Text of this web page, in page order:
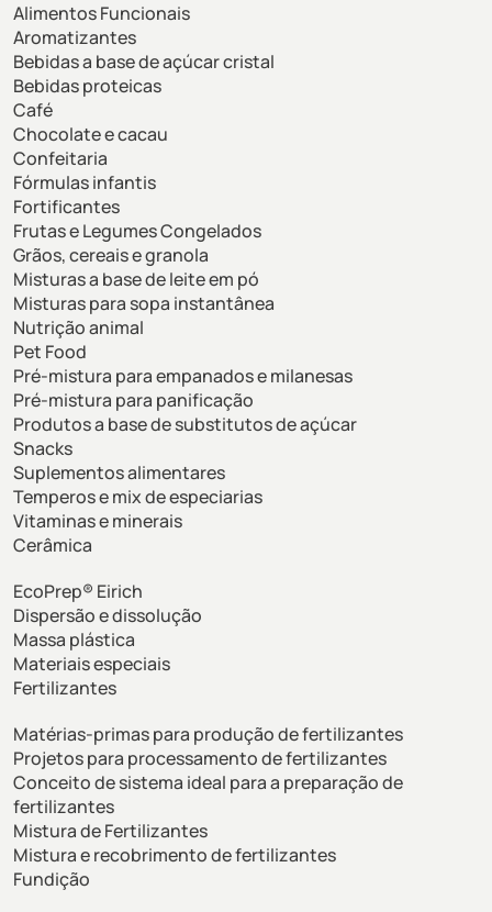
Alimentos Funcionais
Aromatizantes
Bebidas a base de açúcar cristal
Bebidas proteicas
Café
Chocolate e cacau
Confeitaria
Fórmulas infantis
Fortificantes
Frutas e Legumes Congelados
Grãos, cereais e granola
Misturas a base de leite em pó
Misturas para sopa instantânea
Nutrição animal
Pet Food
Pré-mistura para empanados e milanesas
Pré-mistura para panificação
Produtos a base de substitutos de açúcar
Snacks
Suplementos alimentares
Temperos e mix de especiarias
Vitaminas e minerais
Cerâmica
EcoPrep® Eirich
Dispersão e dissolução
Massa plástica
Materiais especiais
Fertilizantes
Matérias-primas para produção de fertilizantes
Projetos para processamento de fertilizantes
Conceito de sistema ideal para a preparação de
fertilizantes
Mistura de Fertilizantes
Mistura e recobrimento de fertilizantes
Fundição